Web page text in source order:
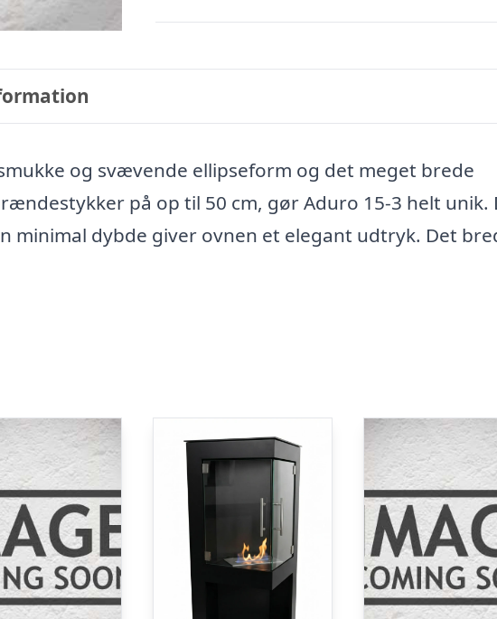
og svævende ellipseform og det meget brede
på op til 50 cm, gør Aduro 15-3 helt unik.
minimal dybde giver ovnen et elegant udtryk. Det